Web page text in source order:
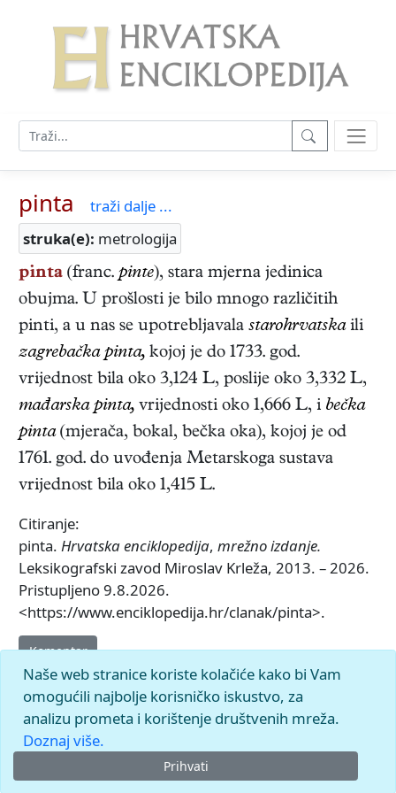
pinta
traži dalje ...
struka(e): metrologija
pinta (franc.pinte), stara mjerna jedinica
obujma. U prošlosti je bilo mnogo različitih
pinti, a u nas se upotrebljavala starohrvatskaili
zagrebačka pinta, kojoj je do 1733. god.
vrijednost bila oko 3,124 L, poslije oko 3,332 L,
mađarska pinta, vrijednosti oko 1,666 L, i bečka
pinta(mjerača, bokal, bečka oka), kojoj je od
1761. god. do uvođenja Metarskoga sustava
vrijednost bila oko 1,415 L.
Citiranje:
pinta. Hrvatska enciklopedija, mrežno izdanje.
Leksikografski zavod Miroslav Krleža, 2013. – 2026.
Pristupljeno 9.8.2026.
<https://www.enciklopedija.hr/clanak/pinta>.
Komentar
Naše web stranice koriste kolačiće kako bi Vam
omogućili najbolje korisničko iskustvo, za
analizu prometa i korištenje društvenih mreža.
Doznaj više.
Prihvati
© 2026.Leksikografski zavodMiroslav Krleža